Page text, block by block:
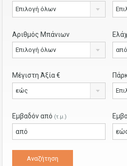
Επιλογή όλων
Αριθμός Μπάνιων
Επιλογή όλων από
Μέγιστη Άξία €
εώς
Εμβαδόν από (τ.μ.)